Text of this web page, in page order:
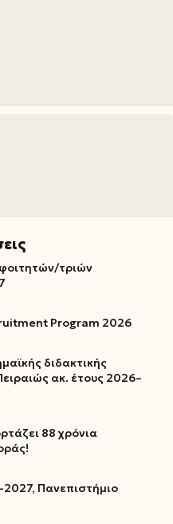
τριών
Program 2026
διδακτικής
ακ. έτους 2026–
88 χρόνια
Πανεπιστήμιο